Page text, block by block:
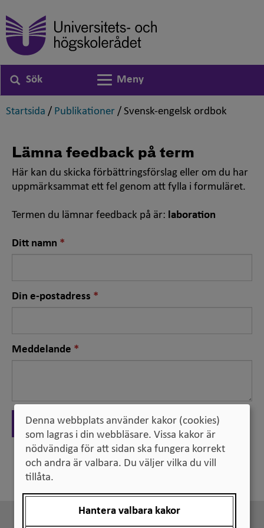
Sök
Växla navigering
Meny
Startsida ,
/ Publikationer ,
/ Svensk-engelsk ordbok
Lämna feedback på term
Här kan du skicka förbättringsförslag eller om du har
uppmärksammat ett fel genom att fylla i formuläret.
Termen du lämnar feedback på är: laboration
Ditt namn Nödvändigt
fält
Din e-postadress Nödvändigt
fält
Meddelande Nödvändigt
fält
Skicka
Tillbaka
Denna webbplats använder kakor (cookies)
som lagras i din webbläsare. Vissa kakor är
nödvändiga för att sidan ska fungera korrekt
och andra är valbara. Du väljer vilka du vill
tillåta.
Hantera valbara kakor